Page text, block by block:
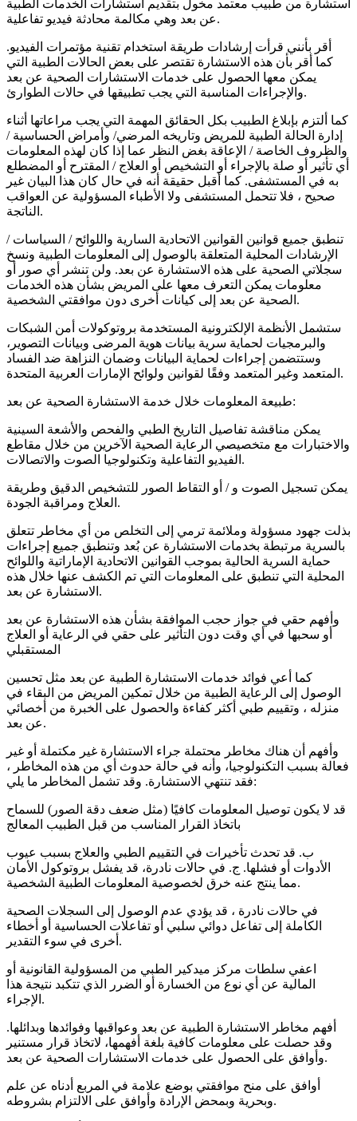
استشارة من طبيب معتمد مخول بتقديم استشارات الخدمات الطبية
عن بعد وهي مكالمة محادثة فيديو تفاعلية.
أقر بأنني قرأت إرشادات طريقة استخدام تقنية مؤتمرات الفيديو.
كما أقر بأن هذه الاستشارة تقتصر على بعض الحالات الطبية التي
يمكن معها الحصول على خدمات الاستشارات الصحية عن بعد
والإجراءات المناسبة التي يجب تطبيقها في حالات الطوارئ.
كما ألتزم بإبلاغ الطبيب بكل الحقائق المهمة التي يجب مراعاتها أثناء
إدارة الحالة الطبية للمريض وتاريخه المرضي/ وأمراض الحساسية /
والظروف الخاصة / الإعاقة بغض النظر عما إذا كان لهذه المعلومات
أي تأثير أو صلة بالإجراء أو التشخيص أو العلاج / المقترح أو المضطلع
به في المستشفى. كما أقبل حقيقة أنه في حال كان هذا البيان غير
صحيح ، فلا تتحمل المستشفى ولا الأطباء المسؤولية عن العواقب
الناتجة.
تنطبق جميع قوانين القوانين الاتحادية السارية واللوائح / السياسات /
الإرشادات المحلية المتعلقة بالوصول إلى المعلومات الطبية ونسخ
سجلاتي الصحية على هذه الاستشارة عن بعد. ولن تنشر أي صور أو
معلومات يمكن التعرف معها على المريض بشأن هذه الخدمات
الصحية عن بعد إلى كيانات أخرى دون موافقتي الشخصية.
ستشمل الأنظمة الإلكترونية المستخدمة بروتوكولات أمن الشبكات
والبرمجيات لحماية سرية بيانات هوية المرضى وبيانات التصوير،
وستتضمن إجراءات لحماية البيانات وضمان النزاهة ضد الفساد
المتعمد وغير المتعمد وفقًا لقوانين ولوائح الإمارات العربية المتحدة.
طبيعة المعلومات خلال خدمة الاستشارة الصحية عن بعد:
يمكن مناقشة تفاصيل التاريخ الطبي والفحص والأشعة السينية
والاختبارات مع متخصيصي الرعاية الصحية الآخرين من خلال مقاطع
الفيديو التفاعلية وتكنولوجيا الصوت والاتصالات.
يمكن تسجيل الصوت و / أو التقاط الصور للتشخيص الدقيق وطريقة
العلاج ومراقبة الجودة.
بذلت جهود مسؤولة وملائمة ترمي إلى التخلص من أي مخاطر تتعلق
بالسرية مرتبطة بخدمات الاستشارة عن بُعد وتنطبق جميع إجراءات
حماية السرية الحالية بموجب القوانين الاتحادية الإماراتية واللوائح
المحلية التي تنطبق على المعلومات التي تم الكشف عنها خلال هذه
الاستشارة عن بعد.
وأفهم حقي في جواز حجب الموافقة بشأن هذه الاستشارة عن بعد
أو سحبها في أي وقت دون التأثير على حقي في الرعاية أو العلاج
المستقبلي
كما أعي فوائد خدمات الاستشارة الطبية عن بعد مثل تحسين
الوصول إلى الرعاية الطبية من خلال تمكين المريض من البقاء في
منزله ، وتقييم طبي أكثر كفاءة والحصول على الخبرة من أخصائي
عن بعد.
وأفهم أن هناك مخاطر محتملة جراء الاستشارة غير مكتملة أو غير
فعالة بسبب التكنولوجيا، وأنه في حالة حدوث أي من هذه المخاطر ،
فقد تنتهي الاستشارة. وقد تشمل المخاطر ما يلي:
قد لا يكون توصيل المعلومات كافيًا (مثل ضعف دقة الصور) للسماح
باتخاذ القرار المناسب من قبل الطبيب المعالج
ب. قد تحدث تأخيرات في التقييم الطبي والعلاج بسبب عيوب
الأدوات أو فشلها. ج. في حالات نادرة، قد يفشل بروتوكول الأمان
مما ينتج عنه خرق لخصوصية المعلومات الطبية الشخصية.
في حالات نادرة ، قد يؤدي عدم الوصول إلى السجلات الصحية
الكاملة إلى تفاعل دوائي سلبي أو تفاعلات الحساسية أو أخطاء
أخرى في سوء التقدير.
اعفي سلطات مركز ميدكير الطبي من المسؤولية القانونية أو
المالية عن أي نوع من الخسارة أو الضرر الذي تتكبد نتيجة هذا
الإجراء.
أفهم مخاطر الاستشارة الطبية عن بعد وعواقبها وفوائدها وبدائلها.
وقد حصلت على معلومات كافية بلغة أفهمها، لاتخاذ قرار مستنير
وأوافق على الحصول على خدمات الاستشارات الصحية عن بعد.
أوافق على منح موافقتي بوضع علامة في المربع أدناه عن علم
وبحرية وبمحض الإرادة وأوافق على الالتزام بشروطه.